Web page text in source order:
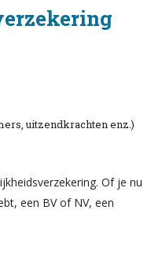
uitzendkrachten enz.)
Of je nu
een BV of NV, een